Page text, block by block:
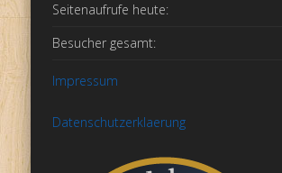
Seitenaufrufe heute:
Besucher gesamt:
Impressum
Datenschutzerklaerung